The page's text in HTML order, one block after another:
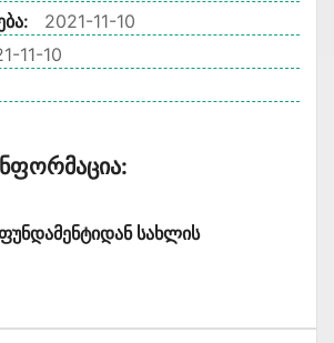
2021-11-10
11-10
სახლის